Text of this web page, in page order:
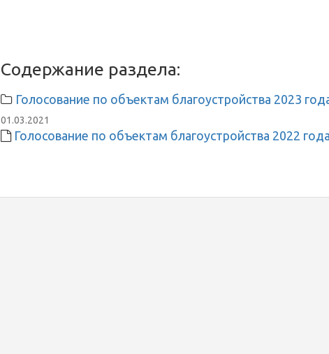
Содержание раздела:
Голосование по объектам благоустройства 2023
01.03.2021
Голосование по объектам благоустройства 2022